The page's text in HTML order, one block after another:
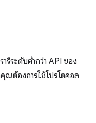
ารีระดับต่ำกว่า API ของ
ณต้องการใช้โปรโตคอล